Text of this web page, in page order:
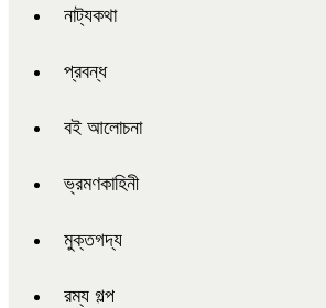
নাট্যকথা
প্রবন্ধ
বই আলোচনা
ভ্রমণকাহিনী
মুক্তগদ্য
রম্য গল্প